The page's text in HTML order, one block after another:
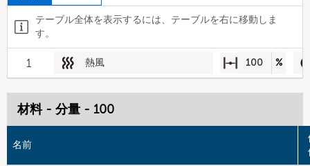
テーブル全体を表示するには、テーブルを右に移動しま
す。
1 熱風 100 %
材料 - 分量 - 100
名前